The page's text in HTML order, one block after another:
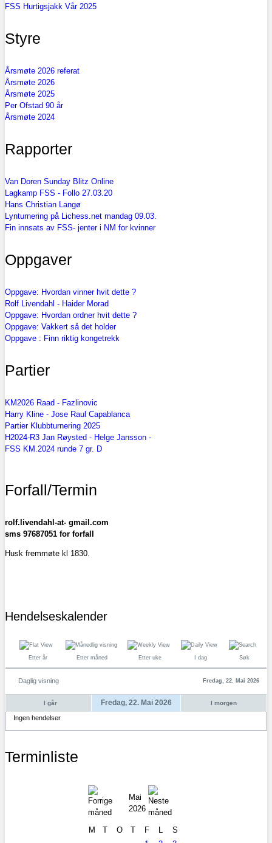
FSS Hurtigsjakk Vår 2025
Styre
Årsmøte 2026 referat
Årsmøte 2026
Årsmøte 2025
Per Ofstad 90 år
Årsmøte 2024
Rapporter
Van Doren Sunday Blitz Online
Lagkamp FSS - Follo 27.03.20
Hans Christian Langø
Lynturnering på Lichess.net mandag 09.03.
Fin innsats av FSS- jenter i NM for kvinner
Oppgaver
Oppgave: Hvordan vinner hvit dette ?
Rolf Livendahl - Haider Morad
Oppgave: Hvordan ordner hvit dette ?
Oppgave: Vakkert så det holder
Oppgave : Finn riktig kongetrekk
Partier
KM2026 Raad - Fazlinovic
Harry Kline - Jose Raul Capablanca
Partier Klubbturnering 2025
H2024-R3 Jan Røysted - Helge Jansson -
FSS KM.2024 runde 7 gr. D
Forfall/Termin
rolf.livendahl-at- gmail.com
sms 97687051 for forfall
Husk fremmøte kl 1830.
Hendelseskalender
Etter år Etter måned Etter uke I dag Søk
Daglig visning Fredag, 22. Mai 2026
I går Fredag, 22. Mai 2026 I morgen
Ingen hendelser
Terminliste
Mai
2026
M T O T F L
S